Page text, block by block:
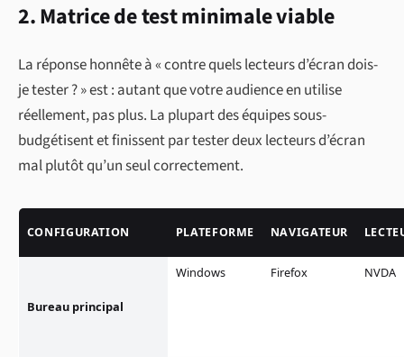
2. Matrice de test minimale viable
La réponse honnête à « contre quels lecteurs d’écran dois-
je tester ? » est : autant que votre audience en utilise
réellement, pas plus. La plupart des équipes sous-
budgétisent et finissent par tester deux lecteurs d’écran
mal plutôt qu’un seul correctement.
CONFIGURATION PLATEFORME NAVIGATEUR
Bureau principal
Windows Firefox NVDA